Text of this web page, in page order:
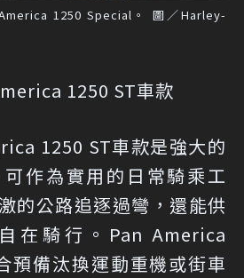
1250 Special。 圖／Harley-
1250 ST車款
1250 ST車款是強大的
作為實用的日常騎乘工
的公路追逐過彎，還能供
在騎行。Pan America
預備汰換運動重機或街車